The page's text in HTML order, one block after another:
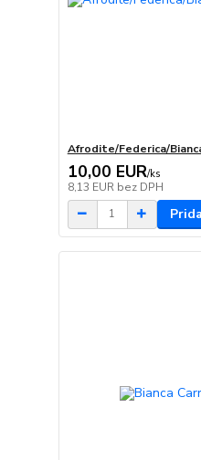
Afrodite/Federica/
10,00 EUR/ks
8,13 EUR bez DPH